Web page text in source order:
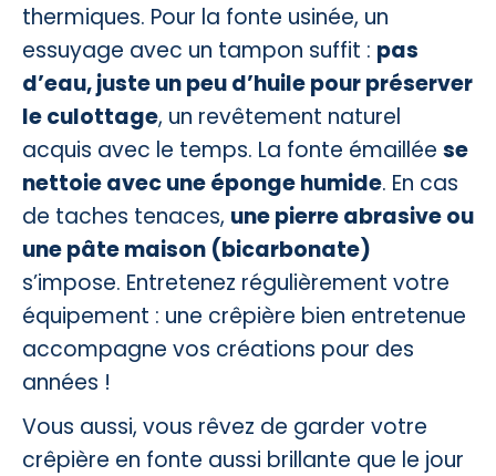
thermiques. Pour la fonte usinée, un
essuyage avec un tampon suffit : pas
d’eau, juste un peu d’huile pour préserver
le culottage, un revêtement naturel
acquis avec le temps. La fonte émaillée se
nettoie avec une éponge humide. En cas
de taches tenaces, une pierre abrasive ou
une pâte maison (bicarbonate)
s’impose. Entretenez régulièrement votre
équipement : une crêpière bien entretenue
accompagne vos créations pour des
années !
Vous aussi, vous rêvez de garder votre
crêpière en fonte aussi brillante que le jour